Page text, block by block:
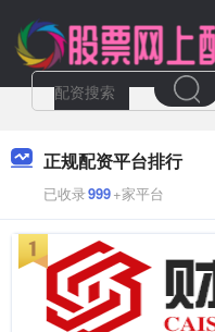
正规配资平台排行
已收录999+家平台